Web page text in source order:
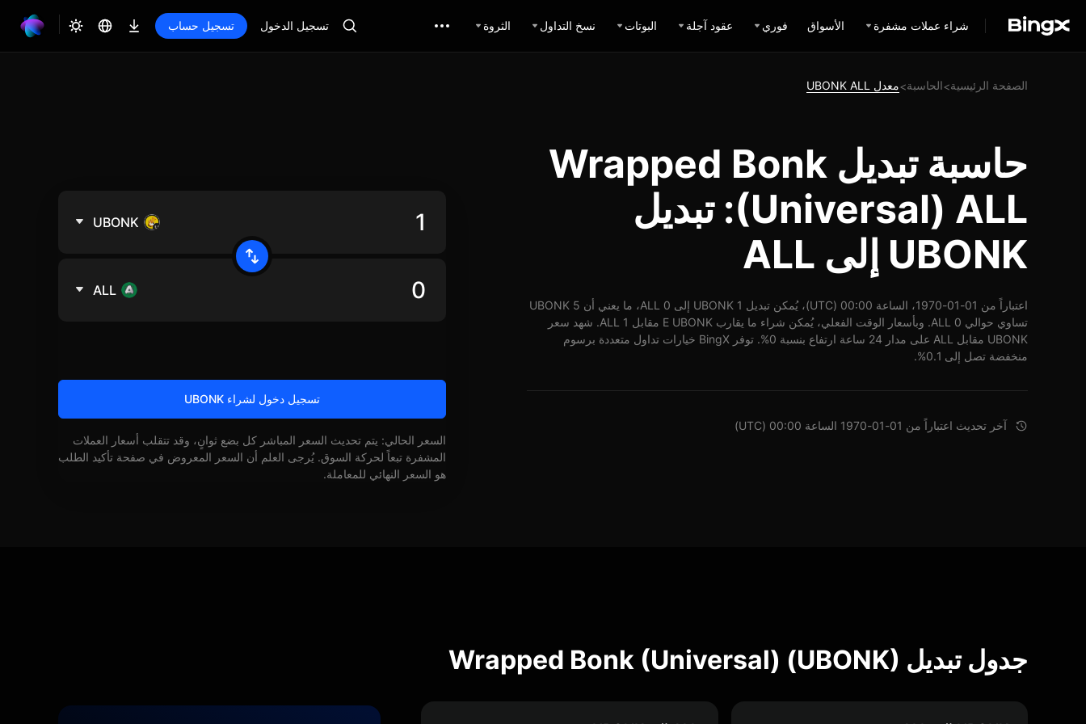
شراء عملات مشفرة الأسواق فوري عقود آجلة البوتات نسخ التداول الثروة تسجيل الدخول تسجيل حساب
الصفحة الرئيسية>الحاسبة>معدل UBONK ALL
حاسبة تبديل Wrapped Bonk
(Universal) ALL: تبديل
UBONK إلى ALL
اعتباراً من 01-01-1970، الساعة 00:00 (UTC)، يُمكن تبديل 1 UBONK إلى 0 ALL، ما يعني أن 5 UBONK
تساوي حوالي 0 ALL. وبأسعار الوقت الفعلي، يُمكن شراء ما يقارب E UBONK مقابل 1 ALL. شهد سعر
UBONK مقابل ALL على مدار 24 ساعة ارتفاع بنسبة 0%. توفر BingX خيارات تداول متعددة برسوم
منخفضة تصل إلى 0.1%.
آخر تحديث اعتباراً من 01-01-1970 الساعة 00:00 (UTC)
UBONK
ALL
تسجيل دخول لشراء UBONK
السعر الحالي: يتم تحديث السعر المباشر كل بضع ثوانٍ، وقد تتقلب أسعار العملات
المشفرة تبعاً لحركة السوق. يُرجى العلم أن السعر المعروض في صفحة تأكيد الطلب
هو السعر النهائي للمعاملة.
جدول تبديل Wrapped Bonk (Universal) (UBONK)